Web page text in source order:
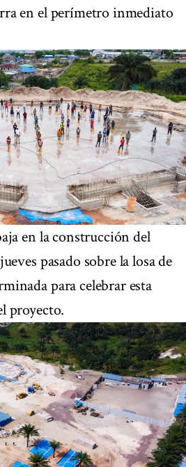
en el perímetro inmediato
en la construcción del
pasado sobre la losa de
para celebrar esta
proyecto.